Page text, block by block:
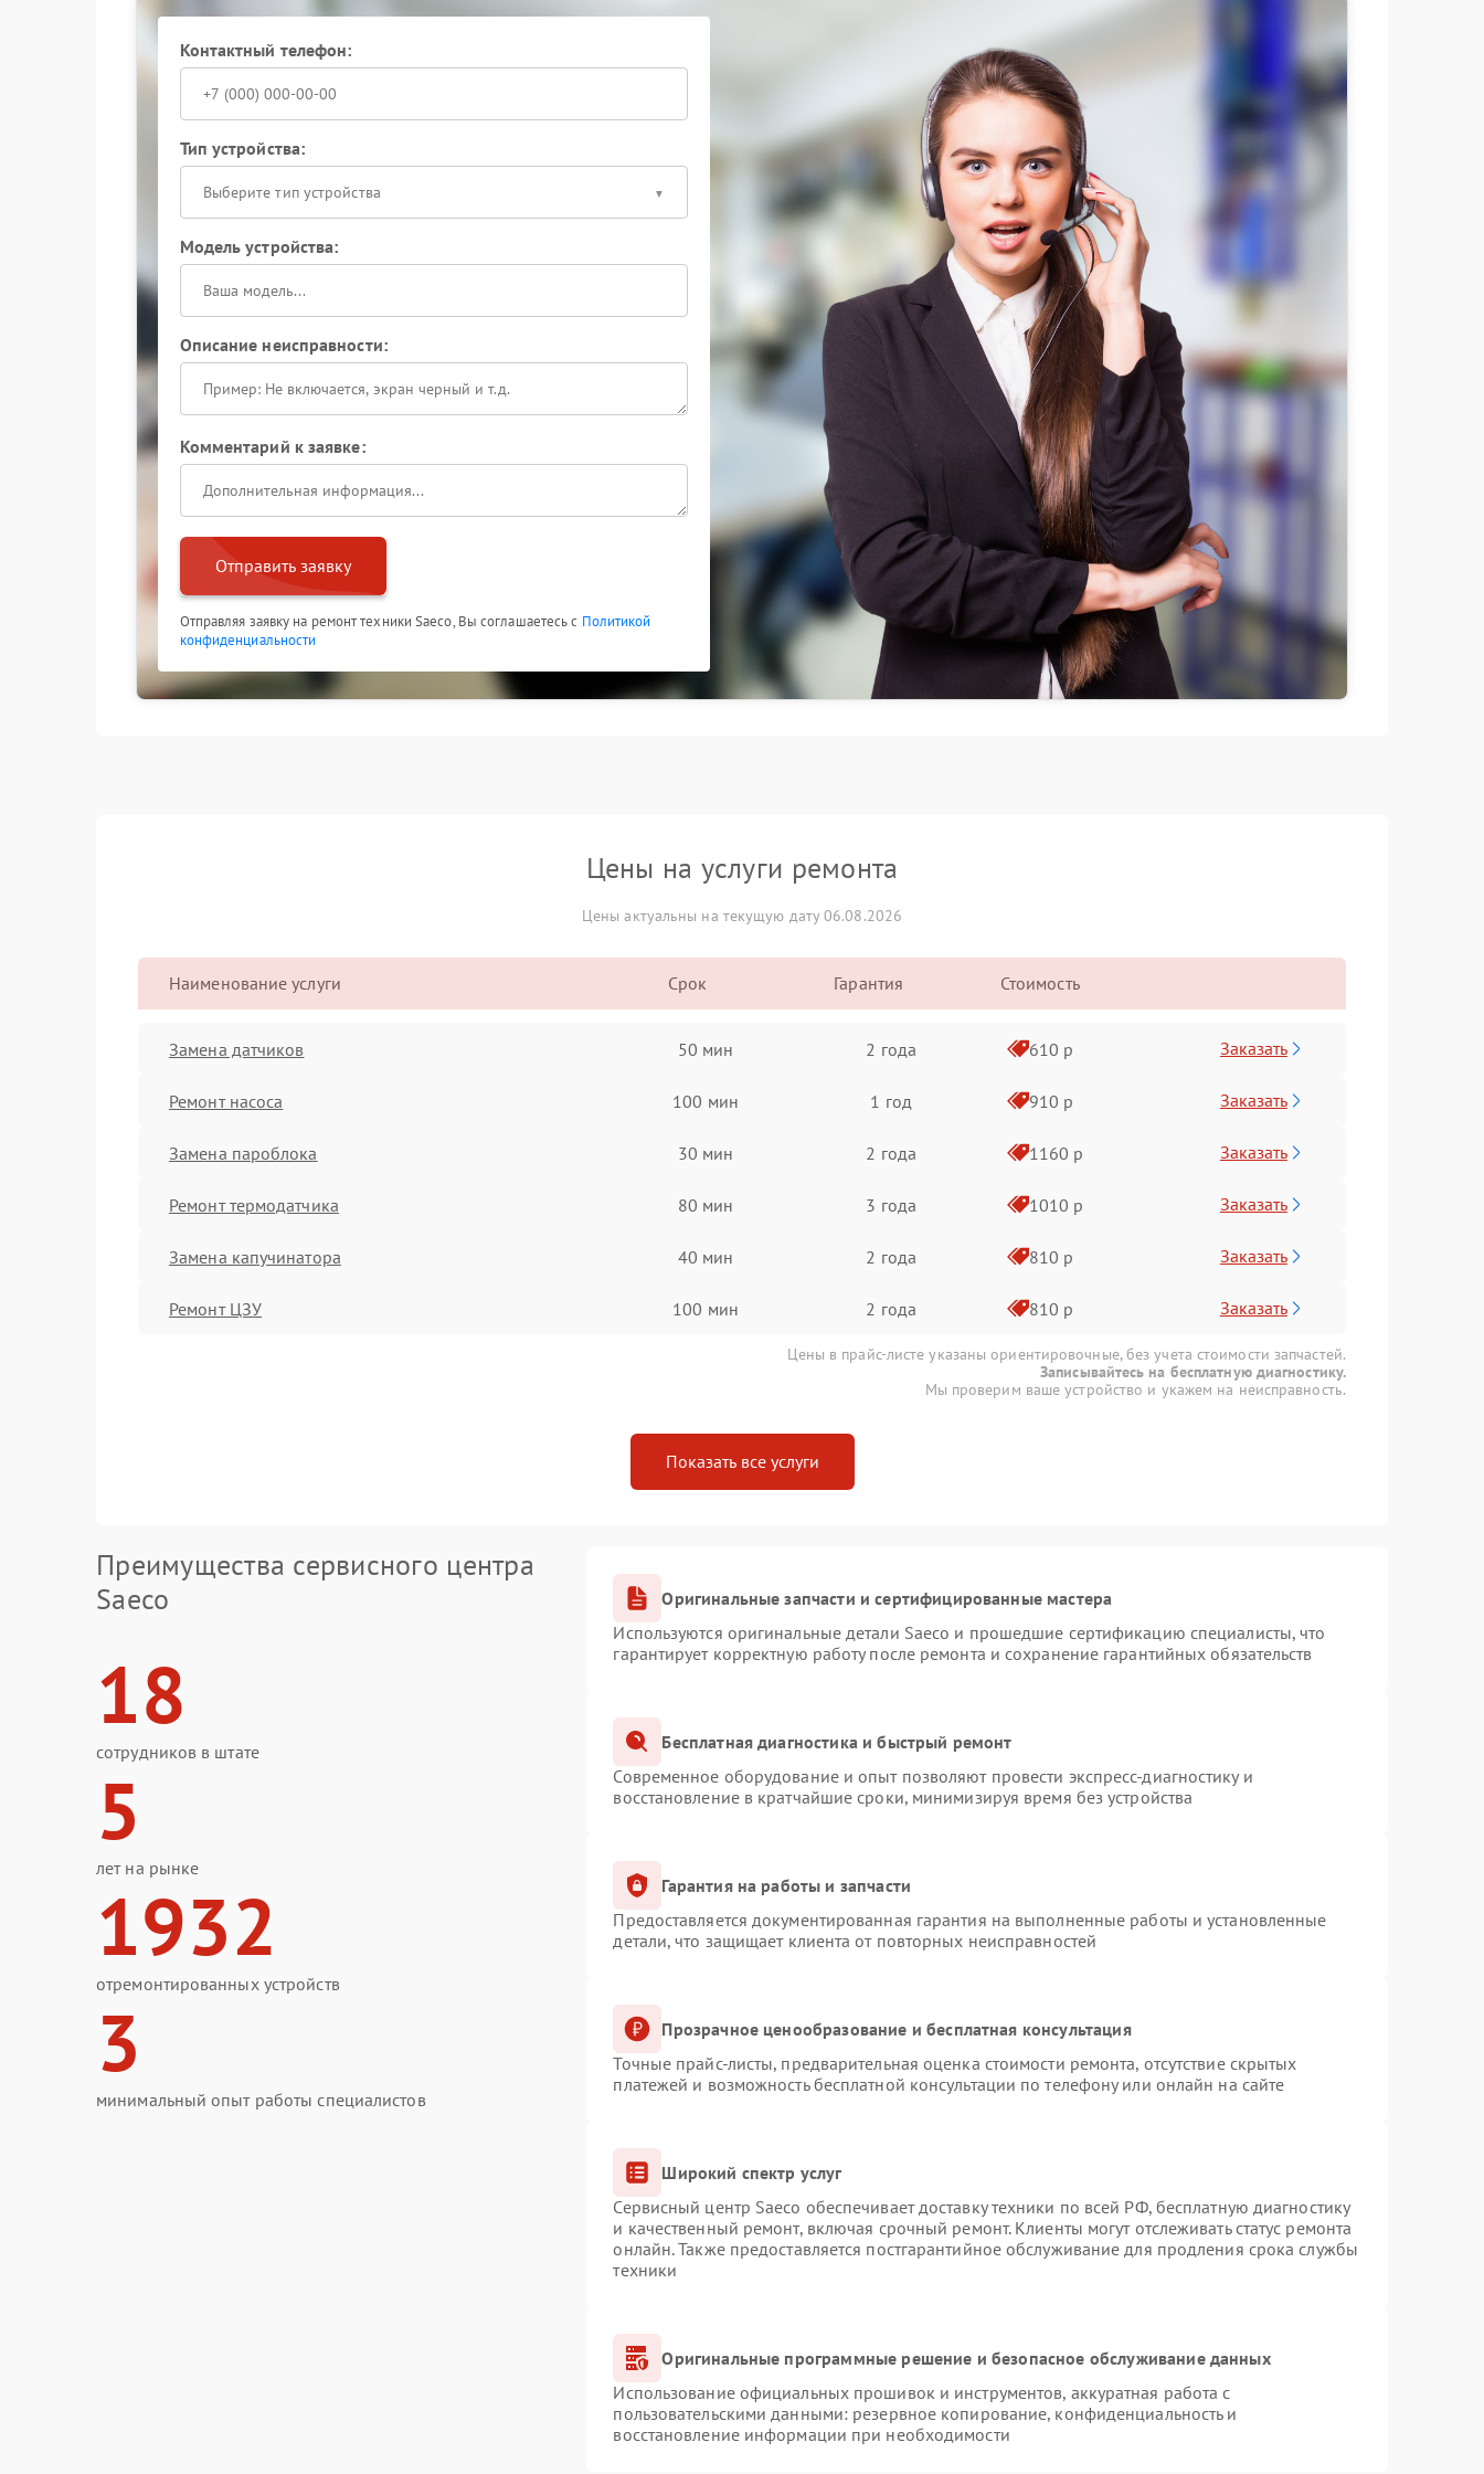
Когда требуется ремонт
Обращение к специалисту необходимо, если температура не меняется, вкус кофе стал слабее, а
приготовление идет как обычно, но результат остается неудовлетворительным. В такой ситуации
сервисный центр Saeco проводит диагностику нагрева, очищает внутренние элементы, меняет
изношенные детали и возвращает технике нормальный режим работы. Это позволяет снова
получать действительно горячий кофе без лишних рисков для внутренних компонентов.
Контактный телефон:
Тип устройства:
Выберите тип устройства
Модель устройства:
Описание неисправности:
Комментарий к заявке:
Отправить заявку
Отправляя заявку на ремонт техники Saeco, Вы соглашаетесь с Политикой
конфиденциальности
Цены на услуги ремонта
Цены актуальны на текущую дату 06.08.2026
Наименование услуги Срок Гарантия Стоимость
Замена датчиков 50 мин 2 года 610 р Заказать
Ремонт насоса 100 мин 1 год 910 р Заказать
Замена пароблока 30 мин 2 года 1160 р Заказать
Ремонт термодатчика 80 мин 3 года 1010 р Заказать
Замена капучинатора 40 мин 2 года 810 р Заказать
Ремонт ЦЗУ 100 мин 2 года 810 р Заказать
Цены в прайс-листе указаны ориентировочные, без учета стоимости запчастей.
Записывайтесь на бесплатную диагностику.
Мы проверим ваше устройство и укажем на неисправность.
Показать все услуги
Преимущества сервисного центра
Saeco
18
сотрудников в штате
5
лет на рынке
1932
отремонтированных устройств
3
минимальный опыт работы специалистов
Оригинальные запчасти и сертифицированные мастера
Используются оригинальные детали Saeco и прошедшие сертификацию специалисты, что
гарантирует корректную работу после ремонта и сохранение гарантийных обязательств
Бесплатная диагностика и быстрый ремонт
Современное оборудование и опыт позволяют провести экспресс-диагностику и
восстановление в кратчайшие сроки, минимизируя время без устройства
Гарантия на работы и запчасти
Предоставляется документированная гарантия на выполненные работы и установленные
детали, что защищает клиента от повторных неисправностей
Прозрачное ценообразование и бесплатная консультация
Точные прайс-листы, предварительная оценка стоимости ремонта, отсутствие скрытых
платежей и возможность бесплатной консультации по телефону или онлайн на сайте
Широкий спектр услуг
Сервисный центр Saeco обеспечивает доставку техники по всей РФ, бесплатную диагностику
и качественный ремонт, включая срочный ремонт. Клиенты могут отслеживать статус ремонта
онлайн. Также предоставляется постгарантийное обслуживание для продления срока службы
техники
Оригинальные программные решение и безопасное обслуживание данных
Использование официальных прошивок и инструментов, аккуратная работа с
пользовательскими данными: резервное копирование, конфиденциальность и
восстановление информации при необходимости